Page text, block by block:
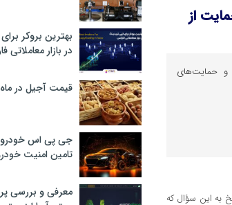
از
و حمایت‌های
به این سؤال که
بهترین بروکر
در بازار معاملاتی
قیمت آجیل در
جی پی اس خودرو؛
تامین امنیت
معرفی و بررسی